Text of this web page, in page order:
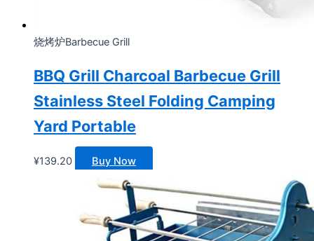
烧烤炉Barbecue Grill
BBQ Grill Charcoal Barbecue Grill
Stainless Steel Folding Camping
Yard Portable
¥139.20 Buy Now